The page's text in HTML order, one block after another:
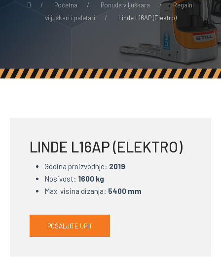
Početna Ponuda viljuškara
Regalni
viljuškari i paletari
Linde L16AP (Elektro)
LINDE L16AP (ELEKTRO)
Godina proizvodnje: 2019
Nosivost: 1600 kg
Max. visina dizanja: 5400 mm
POŠALJITE UPIT